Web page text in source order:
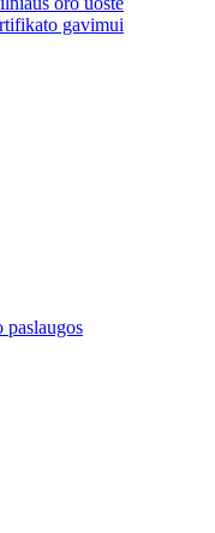
gavimui
paslaugos